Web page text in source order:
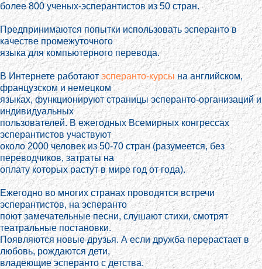
более 800 ученых-эсперантистов из 50 стран.
Предпринимаются попытки использовать эсперанто в
качестве промежуточного
языка для компьютерного перевода.
В Интернете работаютэсперанто-курсы на английском,
французском и немецком
языках, функционируют страницы эсперанто-организаций и
индивидуальных
пользователей. В ежегодных Всемирных конгрессах
эсперантистов участвуют
около 2000 человек из 50-70 стран (разумеется, без
переводчиков, затраты на
оплату которых растут в мире год от года).
Ежегодно во многих странах проводятся встречи
эсперантистов, на эсперанто
поют замечательные песни, слушают стихи, смотрят
театральные постановки.
Появляются новые друзья. А если дружба перерастает в
любовь, рождаются дети,
владеющие эсперанто с детства.